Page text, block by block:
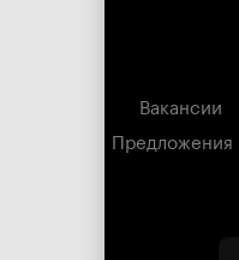
Вакансии
Предложения